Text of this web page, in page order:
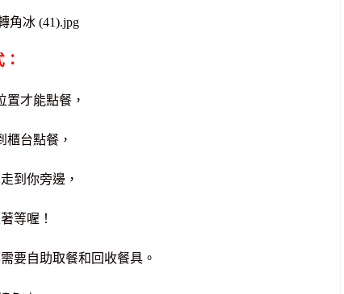
置才能點餐，
櫃台點餐，
到你旁邊，
等喔！
要自助取餐和回收餐具。